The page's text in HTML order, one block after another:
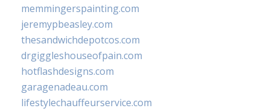
memmingerspainting.com
jeremypbeasley.com
thesandwichdepotcos.com
drgiggleshouseofpain.com
hotflashdesigns.com
garagenadeau.com
lifestylechauffeurservice.com